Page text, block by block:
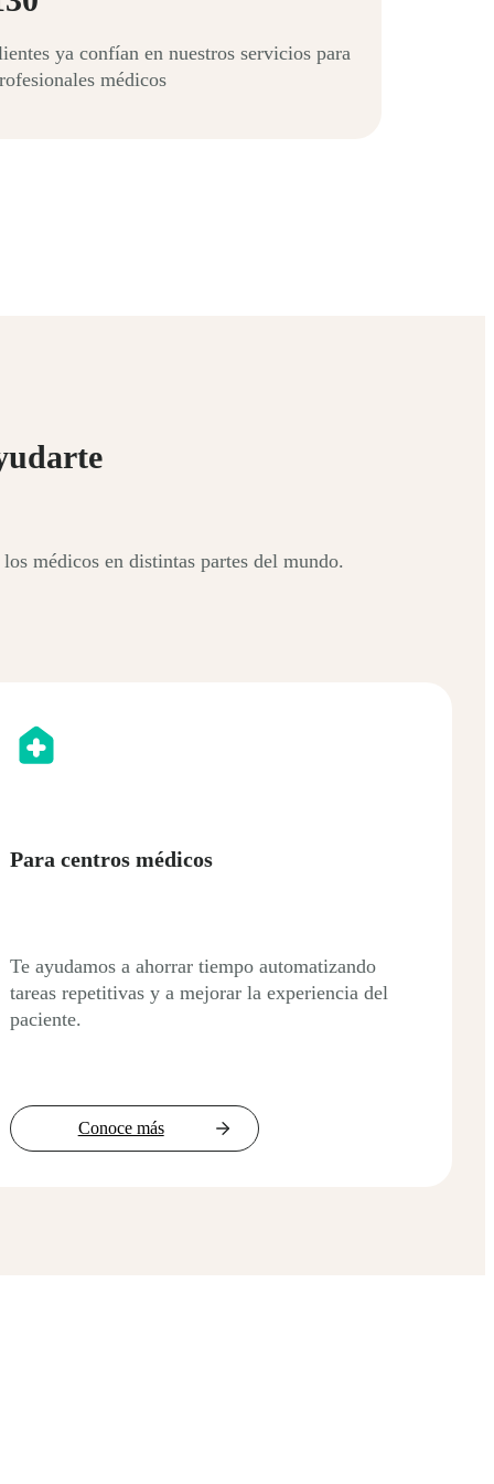
ya confían en nuestros servicios para
médicos
médicos en distintas partes del mundo.
Para centros médicos
Te ayudamos a ahorrar tiempo automatizando
tareas repetitivas y a mejorar la experiencia del
paciente.
Conoce más